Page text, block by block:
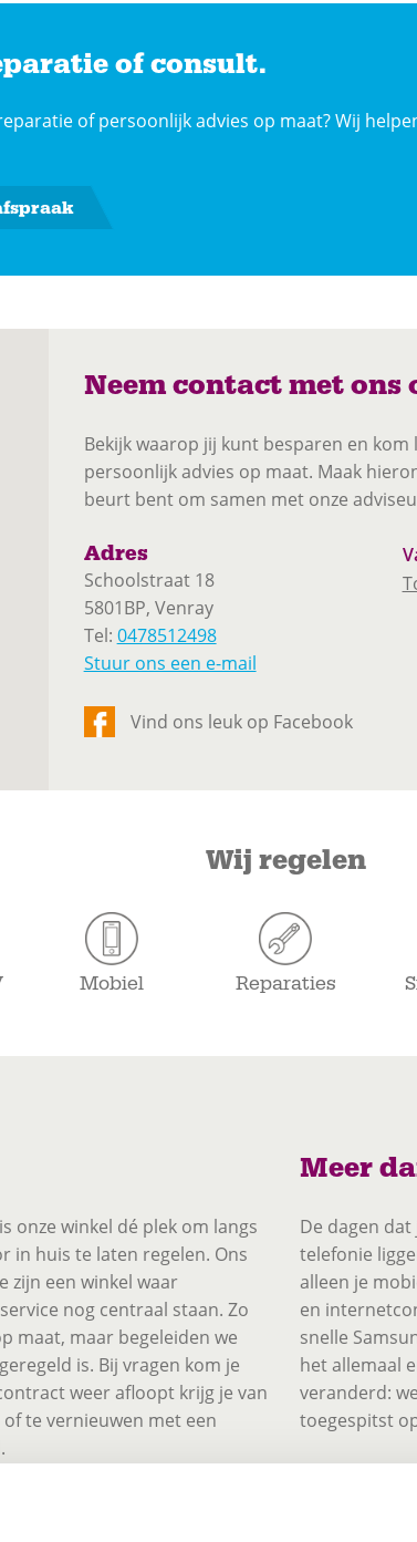
of consult.
of persoonlijk advies op maat? Wij
Neem contact met ons
Bekijk waarop jij kunt besparen en
persoonlijk advies op maat. Maak
beurt bent om samen met onze
Adres
Schoolstraat 18
5801BP, Venray
Tel: 0478512498
Stuur ons een e-mail
Vind ons leuk op Facebook
Wij regelen
Mobiel Reparaties
onze winkel dé plek om langs
in huis te laten regelen. Ons
zijn een winkel waar
nog centraal staan. Zo
maat, maar begeleiden we
is. Bij vragen kom je
weer afloopt krijg je van
te vernieuwen met een
altijd op zoek!
Meer
De dagen
telefonie
alleen je
en
snelle
het allemaal
veranderd:
toegespitst
KPN